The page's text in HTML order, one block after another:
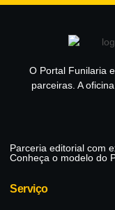
O Portal Funilaria
parceiras. A
Parceria editorial com
Conheça o modelo do
Serviço